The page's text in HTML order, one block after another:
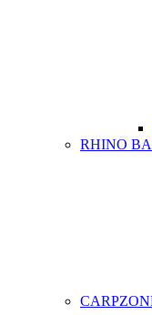
RHINO